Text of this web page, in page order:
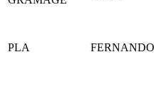
PLA FERNANDO